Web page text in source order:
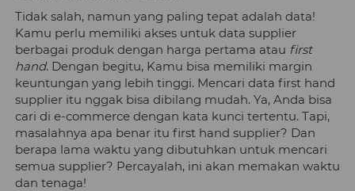
Kamu perlu memiliki akses untuk data supplier
berbagai produk dengan harga pertama atau first
hand. Dengan begitu, Kamu bisa memiliki margin
keuntungan yang lebih tinggi. Mencari data first hand
supplier itu nggak bisa dibilang mudah. Ya, Anda bisa
cari di e-commerce dengan kata kunci tertentu. Tapi,
masalahnya apa benar itu first hand supplier? Dan
berapa lama waktu yang dibutuhkan untuk mencari
semua supplier? Percayalah, ini akan memakan waktu
dan tenaga!